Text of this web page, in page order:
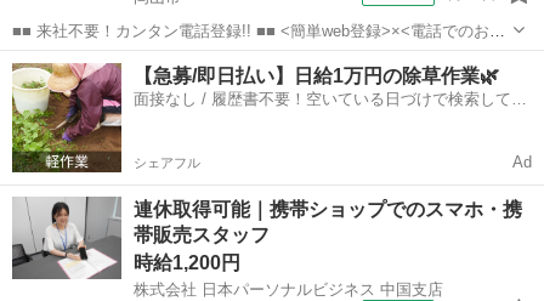
■■ 来社不要！カンタン電話登録!! ■■ <簡単web登録>×<電話でのお仕
事紹介> で、来社なくお仕事探しが可能です♪ 基本情報を入力したら
電話で希望を伝えるだけでOK★ 営業、ラウンダー、事務のお仕事も
あります♪ ご希...
岡山 岡山市 店長
【急募/即日払い】日給1万円の除草作業🌿
面接なし / 履歴書不要！空いている日づけで検索して即
シェアフル Ad
連休取得可能｜携帯ショップでのスマホ・携
帯販売スタッフ
時給1,200円
株式会社 日本パーソナルビジネス 中国支店